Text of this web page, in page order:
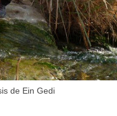
de Ein Gedi